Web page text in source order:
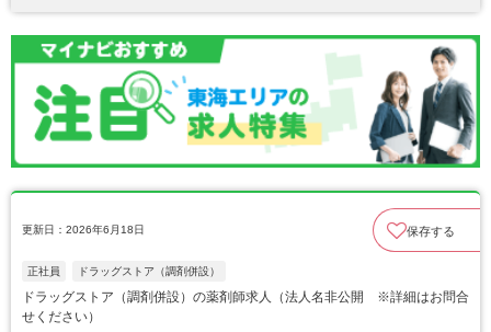
更新日：2026年6月18日 保存する
正社員 ドラッグストア（調剤併設）
ドラッグストア（調剤併設）の薬剤師求人（法人名非公開 ※詳細はお問合
せください）